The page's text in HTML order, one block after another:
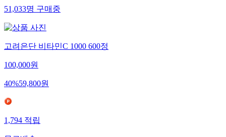
51,033명구매중
고려은단 비타민C 1000 600정
100,000원
40%59,800원
1,794적립